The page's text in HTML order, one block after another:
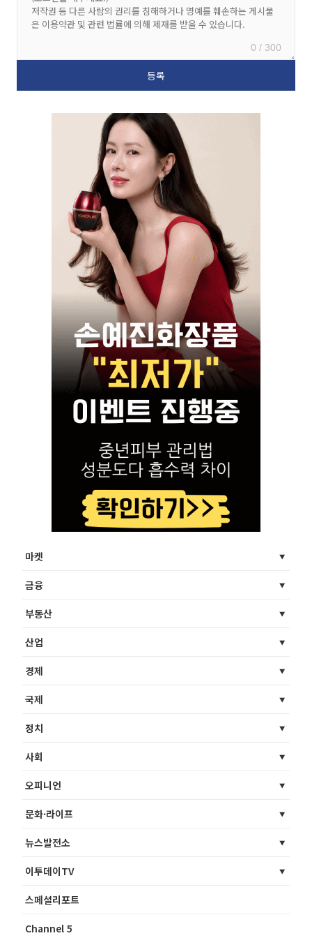
0 / 300
마켓
금융
부동산
산업
경제
국제
정치
사회
오피니언
문화·라이프
뉴스발전소
이투데이TV
스페셜리포트
Channel 5